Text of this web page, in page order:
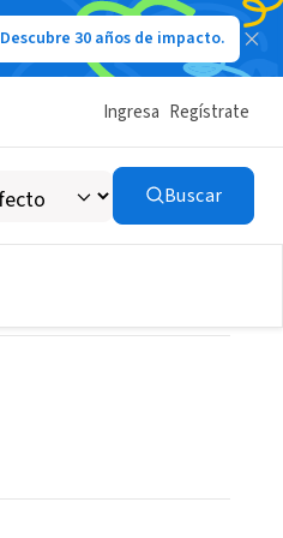
Descubre 30 años de impacto.
Ingresa Regístrate
Buscar